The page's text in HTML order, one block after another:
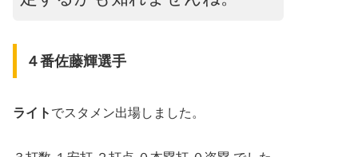
４番佐藤輝選手
ライト でスタメン出場しました。